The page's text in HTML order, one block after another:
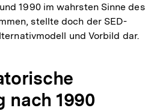
1990 im wahrsten Sinne des
stellte doch der SED-
und Vorbild dar.
nach 1990